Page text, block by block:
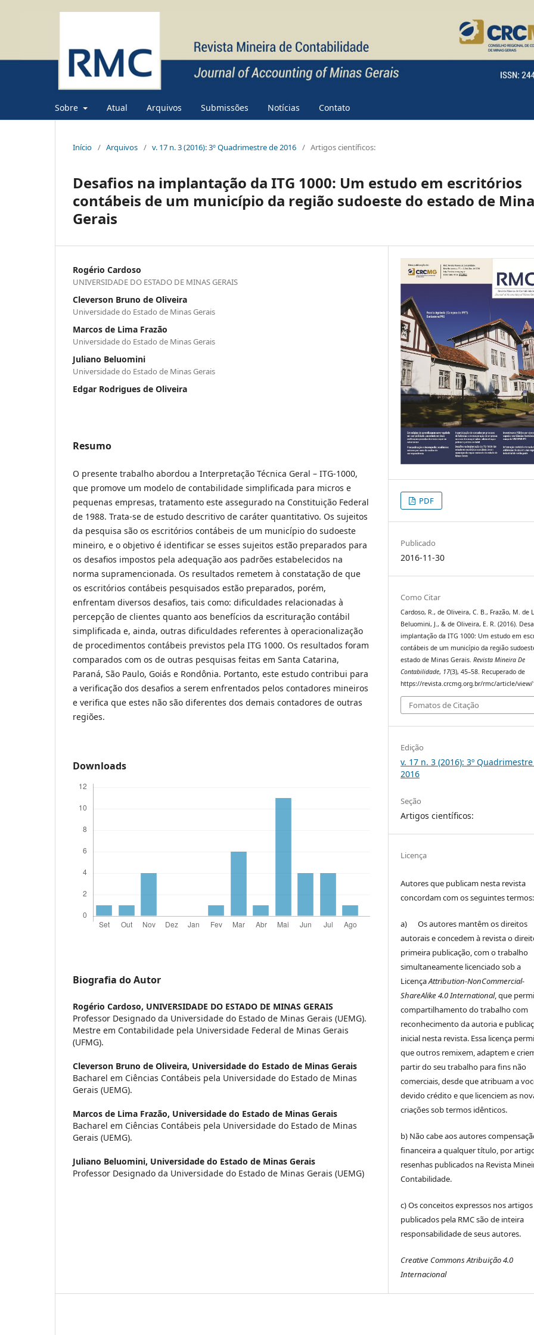
Sobre Atual Arquivos Submissões Notícias Contato
Início / Arquivos / v. 17 n. 3 (2016): 3º Quadrimestre de 2016 / Artigos científicos:
Desafios na implantação da ITG 1000: Um estudo em escritórios
contábeis de um município da região sudoeste do estado de
Gerais
Rogério Cardoso
UNIVERSIDADE DO ESTADO DE MINAS GERAIS
Cleverson Bruno de Oliveira
Universidade do Estado de Minas Gerais
Marcos de Lima Frazão
Universidade do Estado de Minas Gerais
Juliano Beluomini
Universidade do Estado de Minas Gerais
Edgar Rodrigues de Oliveira
Resumo
O presente trabalho abordou a Interpretação Técnica Geral – ITG-1000,
que promove um modelo de contabilidade simplificada para micros e
pequenas empresas, tratamento este assegurado na Constituição Federal
de 1988. Trata-se de estudo descritivo de caráter quantitativo. Os sujeitos
da pesquisa são os escritórios contábeis de um município do sudoeste
mineiro, e o objetivo é identificar se esses sujeitos estão preparados para
os desafios impostos pela adequação aos padrões estabelecidos na
norma supramencionada. Os resultados remetem à constatação de que
os escritórios contábeis pesquisados estão preparados, porém,
enfrentam diversos desafios, tais como: dificuldades relacionadas à
percepção de clientes quanto aos benefícios da escrituração contábil
simplificada e, ainda, outras dificuldades referentes à operacionalização
de procedimentos contábeis previstos pela ITG 1000. Os resultados foram
comparados com os de outras pesquisas feitas em Santa Catarina,
Paraná, São Paulo, Goiás e Rondônia. Portanto, este estudo contribui para
a verificação dos desafios a serem enfrentados pelos contadores mineiros
e verifica que estes não são diferentes dos demais contadores de outras
regiões.
Downloads
Biografia do Autor
Rogério Cardoso, UNIVERSIDADE DO ESTADO DE MINAS GERAIS
Professor Designado da Universidade do Estado de Minas Gerais (UEMG).
Mestre em Contabilidade pela Universidade Federal de Minas Gerais
(UFMG).
Cleverson Bruno de Oliveira, Universidade do Estado de Minas Gerais
Bacharel em Ciências Contábeis pela Universidade do Estado de Minas
Gerais (UEMG).
Marcos de Lima Frazão, Universidade do Estado de Minas Gerais
Bacharel em Ciências Contábeis pela Universidade do Estado de Minas
Gerais (UEMG).
Juliano Beluomini, Universidade do Estado de Minas Gerais
Professor Designado da Universidade do Estado de Minas Gerais (UEMG)
PDF
Publicado
2016-11-30
Como Citar
Cardoso, R., de Oliveira, C. B., Frazão, M. de
Beluomini, J., & de Oliveira, E. R. (2016).
implantação da ITG 1000: Um estudo em
contábeis de um município da região
estado de Minas Gerais.Revista Mineira De
Contabilidade, 17(3), 45–58. Recuperado de
https://revista.crcmg.org.br/rmc/article/view/
Fomatos de Citação
Edição
v. 17 n. 3 (2016): 3º
2016
Seção
Artigos científicos:
Licença
Autores que publicam nesta revista
concordam com os seguintes termos:
a) Os autores mantêm os direitos
autorais e concedem à revista o
primeira publicação, com o trabalho
simultaneamente licenciado sob a
LicençaAttribution-NonCommercial-
ShareAlike 4.0 International, que
compartilhamento do trabalho com
reconhecimento da autoria e
inicial nesta revista. Essa licença
que outros remixem, adaptem e
partir do seu trabalho para fins não
comerciais, desde que atribuam a
devido crédito e que licenciem as
criações sob termos idênticos.
b) Não cabe aos autores
financeira a qualquer título, por
resenhas publicados na Revista
Contabilidade.
c) Os conceitos expressos nos artigos
publicados pela RMC são de inteira
responsabilidade de seus autores.
Creative Commons Atribuição 4.0
Internacional